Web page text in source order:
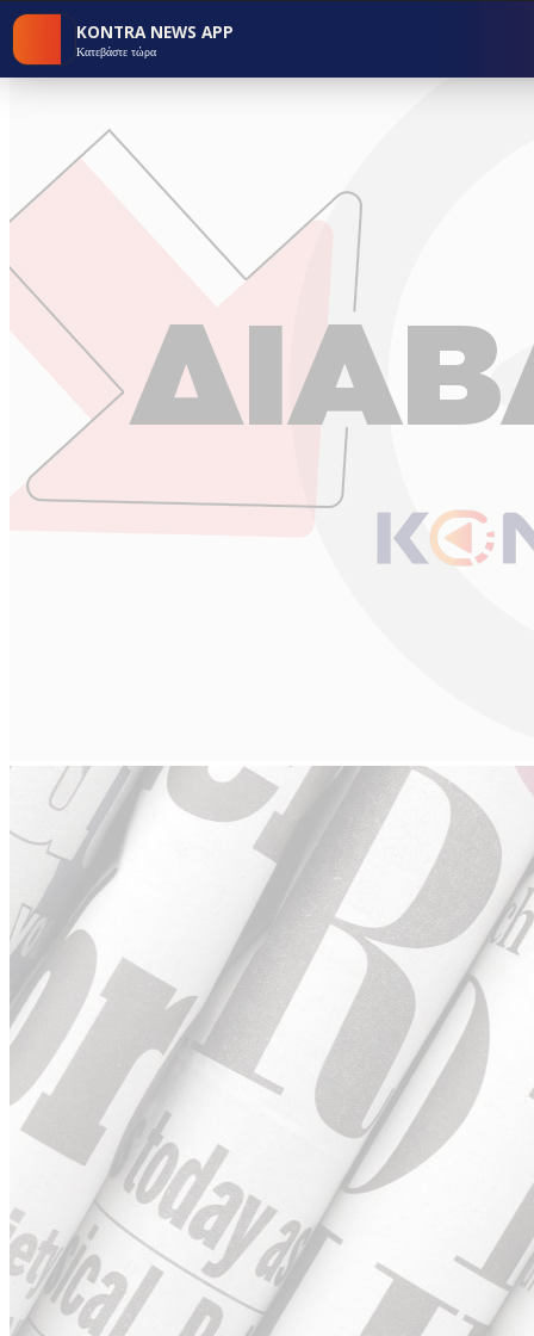
KONTRA NEWS APP
Κατεβάστε τώρα